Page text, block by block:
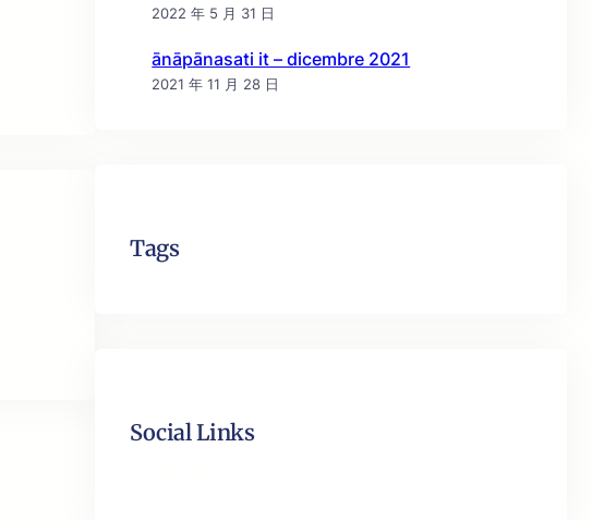
2022 年 5 月 31 日
ānāpānasati it – dicembre 2021
2021 年 11 月 28 日
Tags
Social Links